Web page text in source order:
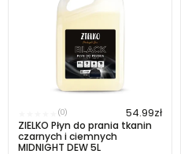
(0) 54.99zł
ZIELKO Płyn do prania tkanin
czarnych i ciemnych
MIDNIGHT DEW 5L